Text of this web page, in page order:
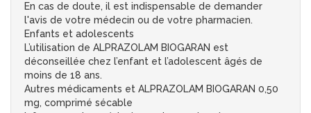
En cas de doute, il est indispensable de demander
l'avis de votre médecin ou de votre pharmacien.
Enfants et adolescents
L’utilisation de ALPRAZOLAM BIOGARAN est
déconseillée chez l’enfant et l’adolescent âgés de
moins de 18 ans.
Autres médicaments et ALPRAZOLAM BIOGARAN 0,50
mg, comprimé sécable